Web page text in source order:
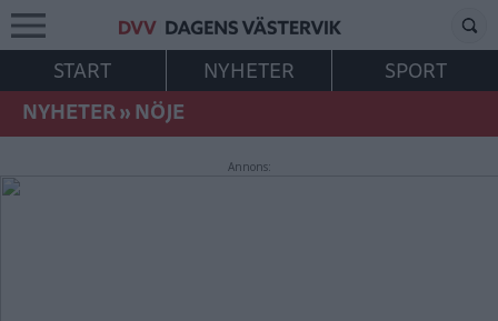
START NYHETER
SPORT
NYHETER»NÖJE
Annons: